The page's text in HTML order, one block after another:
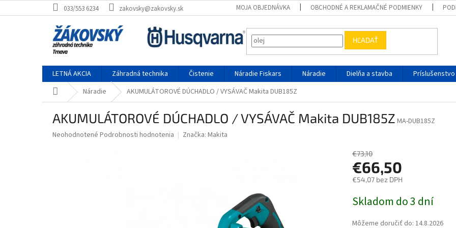
033/553 6234 zakovsky@zakovsky.sk MOJA OBJEDNÁVKA OBCHODNÉ A REKLAMAČNÉ PODMIENKY
HĽADAŤ
LETNÁ AKCIA Záhradná technika Čistenie Náradie Fiskars Náradie Dielňa a stavba Príslušenstvo
DomovNáradie AKUMULÁTOROVÉ DÚCHADLO / VYSÁVAČ Makita DUB185Z
AKUMULÁTOROVÉ DÚCHADLO / VYSÁVAČ Makita DUB185Z MA-DUB185Z
Priemerné hodnotenie produktu je 0,0 z 5 hviezdičiek.
Neohodnotené Podrobnosti hodnotenia Značka: Makita
€73,10
€66,50
€54,07 bez DPH
Skladom do 3 dní
Môžeme doručiť do: 14.8.2026